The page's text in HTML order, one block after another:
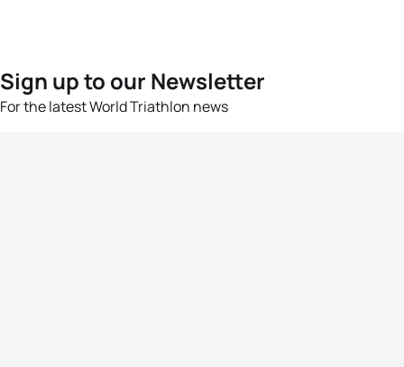
Sign up to our Newsletter
For the latest World Triathlon news